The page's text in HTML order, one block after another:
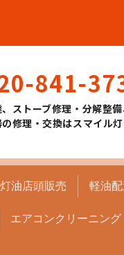
841-
ストーブ修理・分解整備
修理・交換はスマイル
灯油店頭販売 軽油
エアコンクリーニング